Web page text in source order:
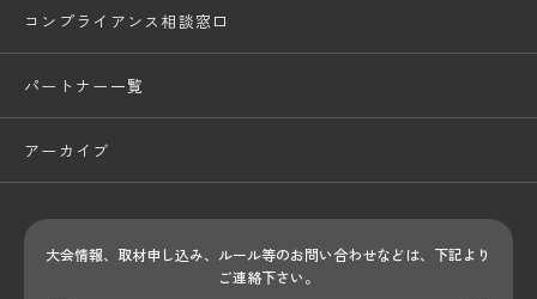
コンプライアンス相談窓口
パートナー一覧
アーカイブ
大会情報、取材申し込み、ルール等のお問い合わせなどは、下記より
ご連絡下さい。